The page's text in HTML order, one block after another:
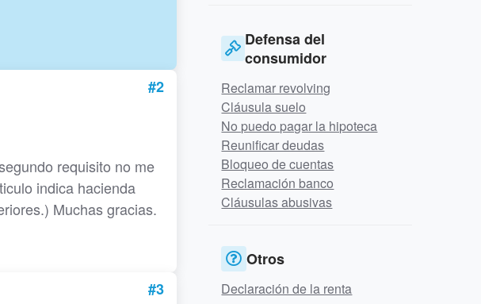
#2
requisito no me
indica hacienda
Muchas gracias.
#3
Defensa del
consumidor
Reclamar revolving
Cláusula suelo
No puedo pagar la hipoteca
Reunificar deudas
Bloqueo de cuentas
Reclamación banco
Cláusulas abusivas
Otros
Declaración de la renta